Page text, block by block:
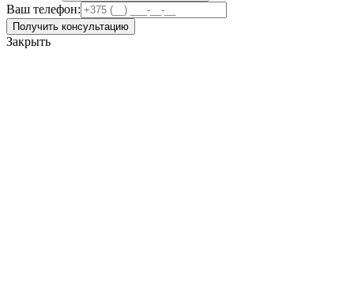
Ваш телефон:
Получить консультацию
Закрыть